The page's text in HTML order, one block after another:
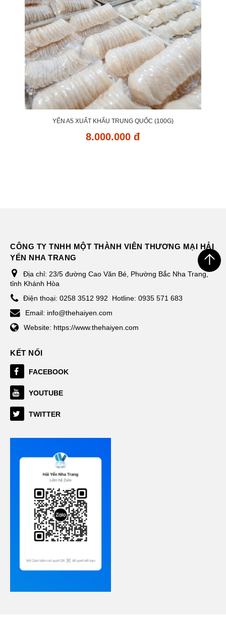
YẾN A5 XUẤT KHẨU TRUNG QUỐC (100G)
8.000.000 đ
CÔNG TY TNHH MỘT THÀNH VIÊN THƯƠNG MẠI HẢI
YẾN NHA TRANG
Địa chỉ: 23/5 đường Cao Văn Bé, Phường Bắc Nha Trang,
tỉnh Khánh Hòa
Điện thoại: 0258 3512 992
Hotline: 0935 571 683
Email: info@thehaiyen.com
Website: https://www.thehaiyen.com
KẾT NỐI
FACEBOOK
YOUTUBE
TWITTER